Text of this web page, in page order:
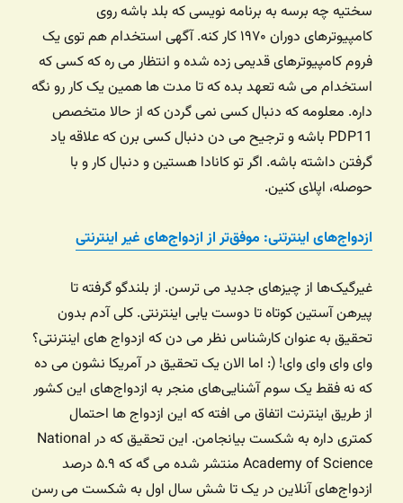
سختیه چه برسه به برنامه نویسی که بلد باشه روی
کامپیوترهای دوران ۱۹۷۰ کار کنه. آگهی استخدام هم توی یک
فروم کامپیوترهای قدیمی زده شده و انتظار می ره که کسی که
استخدام می شه تعهد بده که تا مدت ها همین یک کار رو نگه
داره. معلومه که دنبال کسی نمی گردن که از حالا متخصص
PDP11 باشه و ترجیح می دن دنبال کسی برن که علاقه یاد
گرفتن داشته باشه. اگر تو کانادا هستین و دنبال کار و با
حوصله، اپلای کنین.
ازدواج‌های اینترتنی: موفق‌تر از ازدواج‌های غیر اینترنتی
غیرگیک‌ها از چیزهای جدید می ترسن. از بلندگو گرفته تا
پیرهن آستین کوتاه تا دوست یابی اینترنتی. کلی آدم بدون
تحقیق به عنوان کارشناس نظر می دن که ازدواج های اینترنتی؟
وای وای وای وای! (: اما الان یک تحقیق در آمریکا نشون می ده
که نه فقط یک سوم آشنایی‌های منجر به ازدواج‌های این کشور
از طریق اینترنت اتفاق می افته که این ازدواج ها احتمال
کمتری داره به شکست بیانجامن. این تحقیق که در National
Academy of Science منتشر شده می گه که ۵.۹ درصد
ازدواج‌های آنلاین در یک تا شش سال اول به شکست می رسن